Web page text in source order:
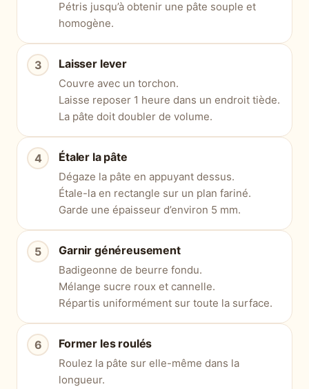
Pétris jusqu’à obtenir une pâte souple et
homogène.
Laisser lever
Couvre avec un torchon.
Laisse reposer 1 heure dans un endroit tiède.
La pâte doit doubler de volume.
Étaler la pâte
Dégaze la pâte en appuyant dessus.
Étale-la en rectangle sur un plan fariné.
Garde une épaisseur d’environ 5 mm.
Garnir généreusement
Badigeonne de beurre fondu.
Mélange sucre roux et cannelle.
Répartis uniformément sur toute la surface.
Former les roulés
Roulez la pâte sur elle-même dans la
longueur.